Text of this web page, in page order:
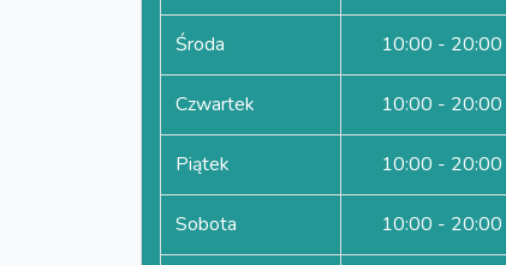
Środa 10:00 - 20:00
Czwartek 10:00 - 20:00
Piątek 10:00 - 20:00
Sobota 10:00 - 20:00